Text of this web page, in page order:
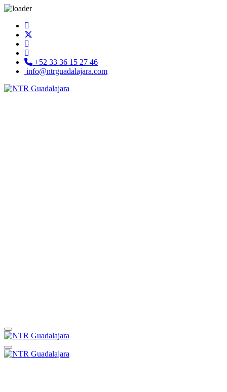
+52 33 36 15 27 46
info@ntrguadalajara.com